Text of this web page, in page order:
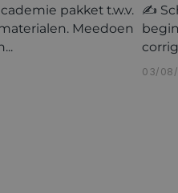
pakket t.w.v.
Meedoen
✍️
03/